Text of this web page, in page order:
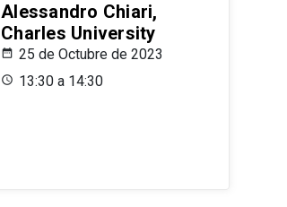
Alessandro Chiari,
Charles University
25 de Octubre de 2023
13:30 a 14:30